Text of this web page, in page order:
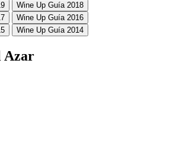
Wine Up Guía 2018
Wine Up Guía 2016
Wine Up Guía 2014
Azar